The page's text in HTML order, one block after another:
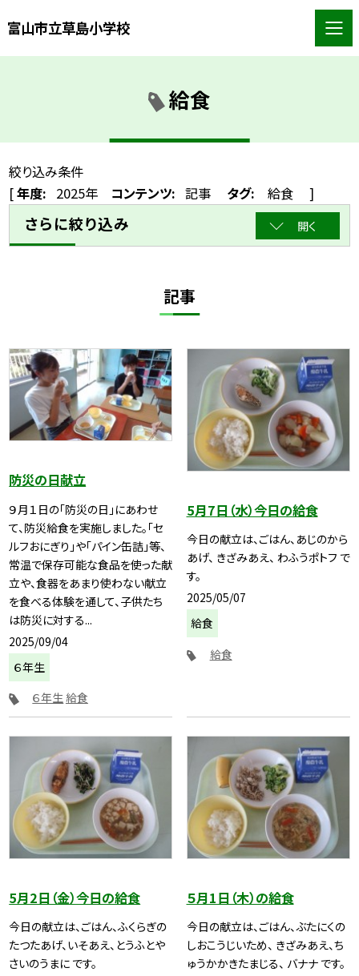
富山市立草島小学校
給食
絞り込み条件
[年度: 2025年 コンテンツ: 記事 タグ: 給食 ]
さらに絞り込み 開く
記事
防災の日献立
９月１日の「防災の日」にあわせ
て、防災給食を実施しました。「セ
ルフおにぎり」や「パイン缶詰」等、
常温で保存可能な食品を使った献
立や、食器をあまり使わない献立
を食べる体験を通して、子供たち
は防災に対する...
2025/09/04
６年生
６年生 給食
5月7日（水）今日の給食
今日の献立は、ごはん、あじのから
あげ、 きざみあえ、 わふうポトフ で
す。
2025/05/07
給食
給食
5月2日（金）今日の給食
今日の献立は、ごはん、ふくらぎの
たつたあげ、いそあえ、とうふとや
さいのうまに です。
５月1日（木）の給食
今日の献立は、ごはん、ぶたにくの
しおこうじいため、 きざみあえ、ち
ゅうかかきたまじる、 バナナ です。